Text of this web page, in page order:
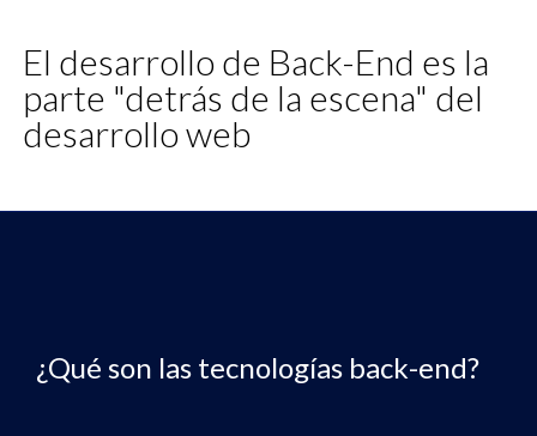
El desarrollo de Back-End es la
parte "detrás de la escena" del
desarrollo web
¿Qué son las tecnologías back-end?